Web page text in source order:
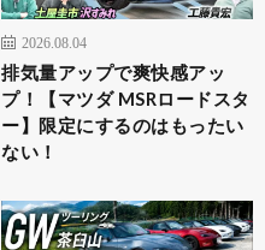
2026.08.04
排気量アップで爽快感アッ
プ！【マツダ MSRロードスタ
ー】限定にするのはもったい
ない！